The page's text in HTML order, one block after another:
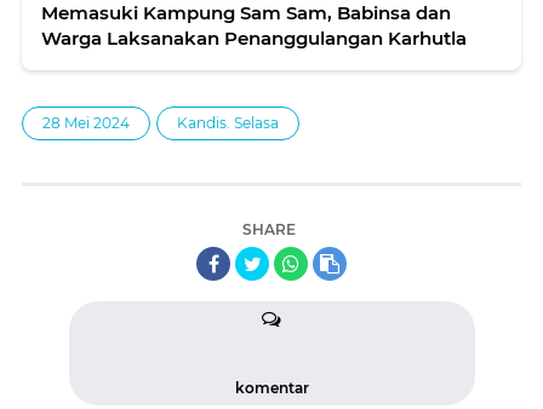
Memasuki Kampung Sam Sam, Babinsa dan
Warga Laksanakan Penanggulangan Karhutla
28 Mei 2024 Kandis. Selasa
SHARE
komentar